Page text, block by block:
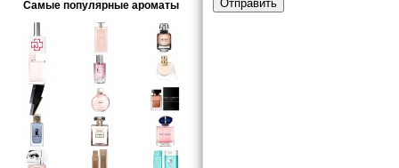
Самые популярные ароматы Отправить